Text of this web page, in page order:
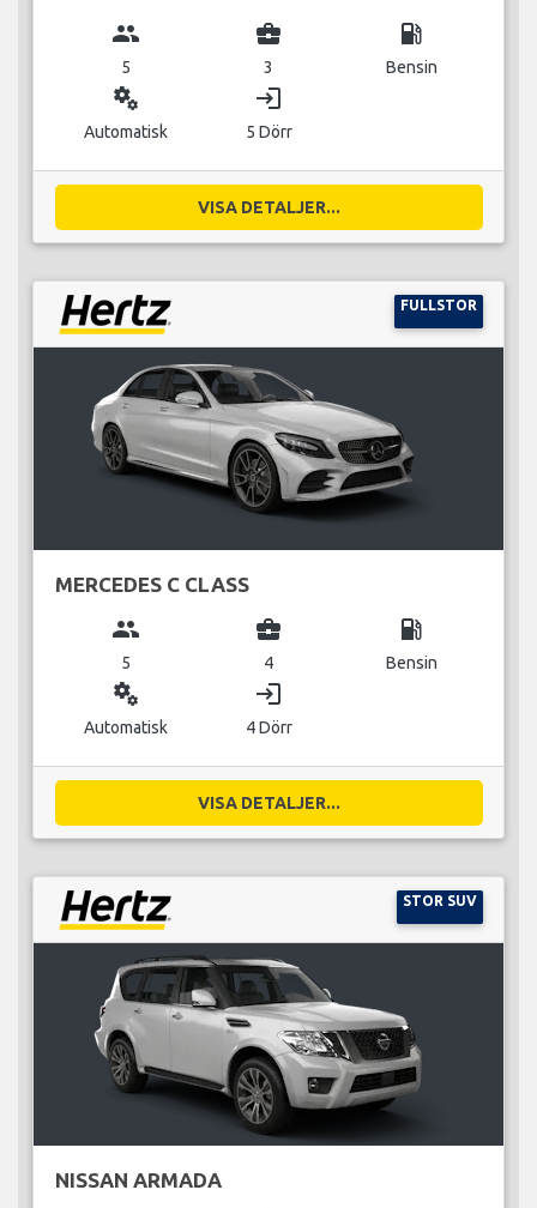
group
5
business_center
3
local_gas_station
Bensin
miscellaneous_services
Automatisk
login
5 Dörr
VISA DETALJER...
FULLSTOR
MERCEDES C CLASS
group
5
business_center
4
local_gas_station
Bensin
miscellaneous_services
Automatisk
login
4 Dörr
VISA DETALJER...
STOR SUV
NISSAN ARMADA